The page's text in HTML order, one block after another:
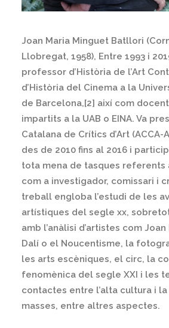
Joan Maria Minguet Batllori
Llobregat, 1958), Entre 1993 i
professor d’Història de l’Art
d’Història del Cinema a la
de Barcelona,[2] així com
impartits a la UAB o EINA. Va
Catalana de Crítics d’Art (ACCA-
des de 2010 fins al 2016 i
tota mena de tasques referents
com a investigador, comissari i
treball engloba l’estudi de les
artístiques del segle xx,
amb l’anàlisi d’artistes com
Dalí o el Noucentisme, la
les arts escèniques, el circ, la
fenomènica del segle XXI i les
contactes entre l’alta cultura i
masses, entre altres aspectes.